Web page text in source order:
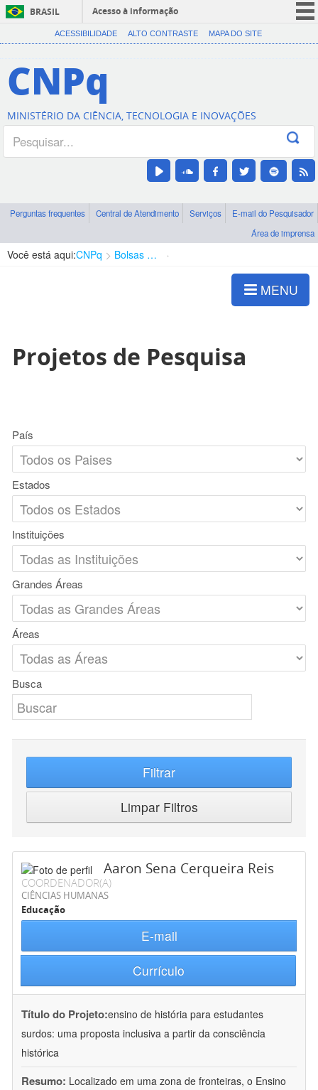
BRASIL
Acesso à informação
CORONAVÍRUS (COVID-19)
Canais
ACESSIBILIDADE ALTO CONTRASTE MAPA DO SITE
CNPq
MINISTÉRIO DA CIÊNCIA, TECNOLOGIA E INOVAÇÕES
Perguntas frequentes Central de Atendimento Serviços
E-mail do Pesquisador
Área de imprensa
Você está aqui:CNPq Bolsas e Auxílios Vigentes
MENU
Projetos de Pesquisa
País
Estados
Instituições
Grandes Áreas
Áreas
Busca
Filtrar
Limpar Filtros
Aaron Sena Cerqueira Reis
COORDENADOR(A)
CIÊNCIAS HUMANAS
Educação
E-mail
Currículo
Título do Projeto:ensino de história para estudantes
surdos: uma proposta inclusiva a partir da consciência
histórica
Resumo: Localizado em uma zona de fronteiras, o Ensino